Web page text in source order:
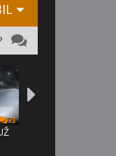
73